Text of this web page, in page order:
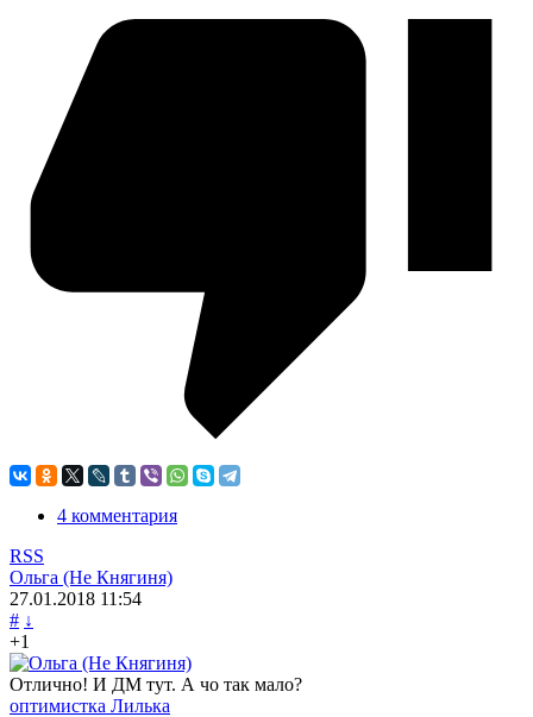
4 комментария
RSS
Ольга (Не Княгиня)
27.01.2018 11:54
# ↓
+1
Отлично! И ДМ тут. А чо так мало?
оптимистка Лилька